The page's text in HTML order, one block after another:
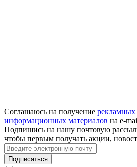
Соглашаюсь на получение рекламных
информационных материалов на
Подпишись на нашу почтовую
чтобы первым получать акции,
Подписаться